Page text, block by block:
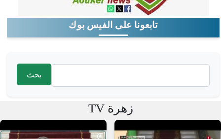
تابعونا على الفيس بوك
‏بحث ‏
زهرة TV